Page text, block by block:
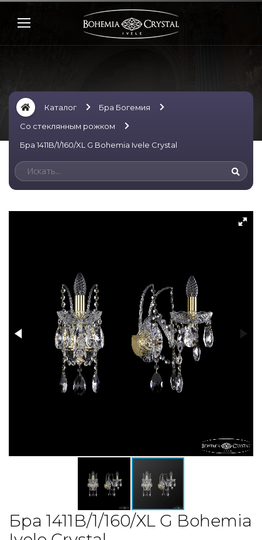
Каталог
Бра Богемия
Со стеклянным рожком
Бра 1411B/1/160/XL G Bohemia Ivele Crystal
Бра 1411B/1/160/XL G Bohemia